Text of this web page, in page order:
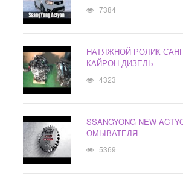
7384
НАТЯЖНОЙ РОЛИК
КАЙРОН ДИЗЕЛЬ
4323
SSANGYONG NEW
ОМЫВАТЕЛЯ
5369